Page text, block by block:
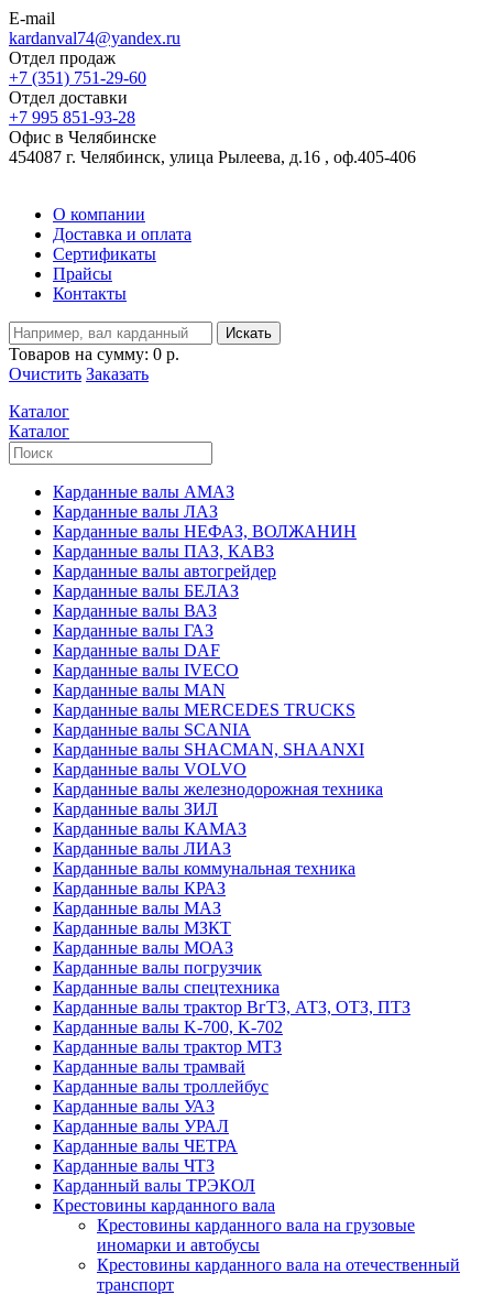
E-mail
kardanval74@yandex.ru
Отдел продаж
+7 (351) 751-29-60
Отдел доставки
+7 995 851-93-28
Офис в Челябинске
454087 г. Челябинск, улица Рылеева, д.16 , оф.405-406
О компании
Доставка и оплата
Сертификаты
Прайсы
Контакты
Искать
Товаров на сумму: 0 р.
Очистить Заказать
Каталог
Каталог
Карданные валы АМАЗ
Карданные валы ЛАЗ
Карданные валы НЕФАЗ, ВОЛЖАНИН
Карданные валы ПАЗ, КАВЗ
Карданные валы автогрейдер
Карданные валы БЕЛАЗ
Карданные валы ВАЗ
Карданные валы ГАЗ
Карданные валы DAF
Карданные валы IVECO
Карданные валы MAN
Карданные валы MERCEDES TRUCKS
Карданные валы SCANIA
Карданные валы SHACMAN, SHAANXI
Карданные валы VOLVO
Карданные валы железнодорожная техника
Карданные валы ЗИЛ
Карданные валы КАМАЗ
Карданные валы ЛИАЗ
Карданные валы коммунальная техника
Карданные валы КРАЗ
Карданные валы МАЗ
Карданные валы МЗКТ
Карданные валы МОАЗ
Карданные валы погрузчик
Карданные валы спецтехника
Карданные валы трактор ВгТЗ, АТЗ, ОТЗ, ПТЗ
Карданные валы K-700, K-702
Карданные валы трактор МТЗ
Карданные валы трамвай
Карданные валы троллейбус
Карданные валы УАЗ
Карданные валы УРАЛ
Карданные валы ЧЕТРА
Карданные валы ЧТЗ
Карданный валы ТРЭКОЛ
Крестовины карданного вала
Крестовины карданного вала на грузовые
иномарки и автобусы
Крестовины карданного вала на отечественный
транспорт